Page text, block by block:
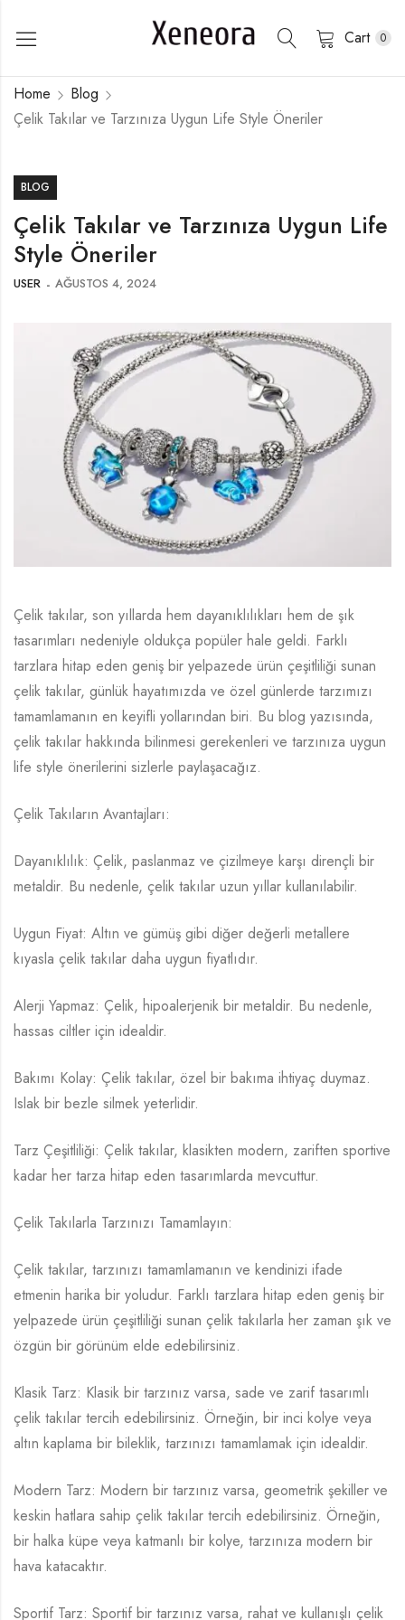
Cart 0
Home
Blog
Çelik Takılar ve Tarzınıza Uygun Life Style Öneriler
BLOG
Çelik Takılar ve Tarzınıza Uygun Life
Style Öneriler
USER AĞUSTOS 4, 2024
Çelik takılar, son yıllarda hem dayanıklılıkları hem de şık
tasarımları nedeniyle oldukça popüler hale geldi. Farklı
tarzlara hitap eden geniş bir yelpazede ürün çeşitliliği sunan
çelik takılar, günlük hayatımızda ve özel günlerde tarzımızı
tamamlamanın en keyifli yollarından biri. Bu blog yazısında,
çelik takılar hakkında bilinmesi gerekenleri ve tarzınıza uygun
life style önerilerini sizlerle paylaşacağız.
Çelik Takıların Avantajları:
Dayanıklılık: Çelik, paslanmaz ve çizilmeye karşı dirençli bir
metaldir. Bu nedenle, çelik takılar uzun yıllar kullanılabilir.
Uygun Fiyat: Altın ve gümüş gibi diğer değerli metallere
kıyasla çelik takılar daha uygun fiyatlıdır.
Alerji Yapmaz: Çelik, hipoalerjenik bir metaldir. Bu nedenle,
hassas ciltler için idealdir.
Bakımı Kolay: Çelik takılar, özel bir bakıma ihtiyaç duymaz.
Islak bir bezle silmek yeterlidir.
Tarz Çeşitliliği: Çelik takılar, klasikten modern, zariften sportive
kadar her tarza hitap eden tasarımlarda mevcuttur.
Çelik Takılarla Tarzınızı Tamamlayın:
Çelik takılar, tarzınızı tamamlamanın ve kendinizi ifade
etmenin harika bir yoludur. Farklı tarzlara hitap eden geniş bir
yelpazede ürün çeşitliliği sunan çelik takılarla her zaman şık ve
özgün bir görünüm elde edebilirsiniz.
Klasik Tarz: Klasik bir tarzınız varsa, sade ve zarif tasarımlı
çelik takılar tercih edebilirsiniz. Örneğin, bir inci kolye veya
altın kaplama bir bileklik, tarzınızı tamamlamak için idealdir.
Modern Tarz: Modern bir tarzınız varsa, geometrik şekiller ve
keskin hatlara sahip çelik takılar tercih edebilirsiniz. Örneğin,
bir halka küpe veya katmanlı bir kolye, tarzınıza modern bir
hava katacaktır.
Sportif Tarz: Sportif bir tarzınız varsa, rahat ve kullanışlı çelik